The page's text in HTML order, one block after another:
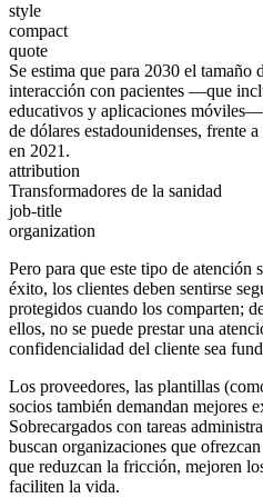
style
compact
quote
Se estima que para 2030 el tamaño
interacción con pacientes —que
educativos y aplicaciones
de dólares estadounidenses, frente
en 2021.
attribution
Transformadores de la sanidad
job-title
organization
Pero para que este tipo de atención
éxito, los clientes deben sentirse
protegidos cuando los comparten;
ellos, no se puede prestar una
confidencialidad del cliente sea
Los proveedores, las plantillas
socios también demandan mejores
Sobrecargados con tareas
buscan organizaciones que
que reduzcan la fricción, mejoren
faciliten la vida.